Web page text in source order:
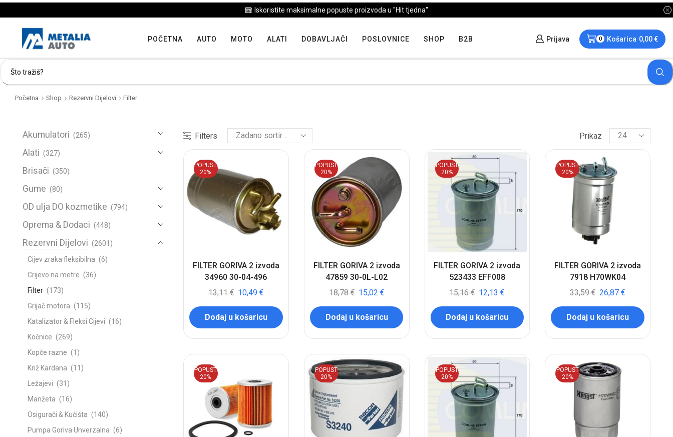
Iskoristite maksimalne popuste proizvoda u "Hit tjedna"
POČETNA AUTO MOTO ALATI DOBAVLJAČI POSLOVNICE SHOP B2B Prijava 0 Košarica 0,00€
Početna Shop Rezervni Dijelovi Filter
Filters Prikaz
POPUST
20%
FILTER GORIVA 2 izvoda
34960 30-04-496
13,11€ 10,49 €
Dodaj u košaricu
POPUST
20%
FILTER GORIVA 2 izvoda
47859 30-0L-L02
18,78€ 15,02 €
Dodaj u košaricu
POPUST
20%
FILTER GORIVA 2 izvoda
523433 EFF008
15,16€ 12,13€
Dodaj u košaricu
POPUST
20%
FILTER GORIVA 2 izvoda
7918 H70WK04
33,59€ 26,87€
Dodaj u košaricu
POPUST
20%
POPUST
20%
POPUST
20%
POPUST
20%
Akumulatori (265)
Alati (327)
Brisači (350)
Gume (80)
OD ulja DO kozmetike (794)
Oprema & Dodaci (448)
Rezervni Dijelovi (2601)
Cijev zraka fleksibilna (6)
Crijevo na metre (36)
Filter (173)
Grijač motora (115)
Katalizator & Fleksi Cijevi (16)
Kočnice (269)
Kopče razne (1)
Križ Kardana (11)
Ležajevi (31)
Manžeta (16)
Osigurači & Kućišta (140)
Pumpa Goriva Unverzalna (6)